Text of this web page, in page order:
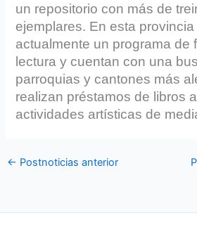
un repositorio con más de
ejemplares. En esta
actualmente un programa de
lectura y cuentan con una
parroquias y cantones más
realizan préstamos de libros
actividades artísticas de
← Postnoticias anterior